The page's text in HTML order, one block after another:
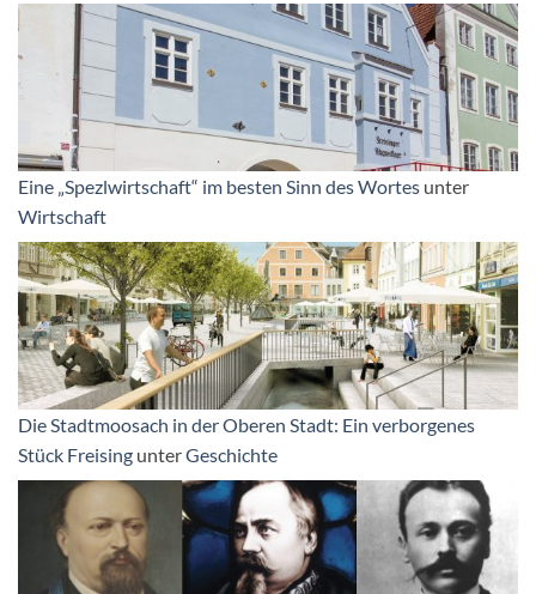
Eine „Spezlwirtschaft“ im besten Sinn des Wortes unter
Wirtschaft
Die Stadtmoosach in der Oberen Stadt: Ein verborgenes
Stück Freising unterGeschichte